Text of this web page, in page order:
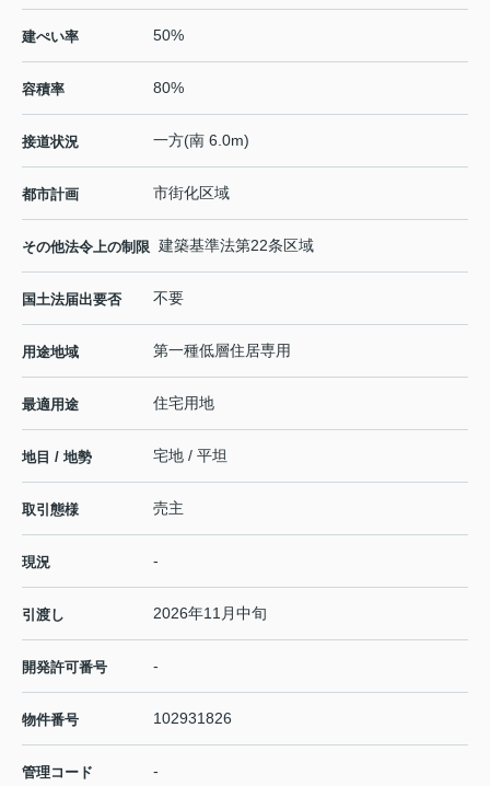
建ぺい率 50%
容積率 80%
接道状況 一方(南 6.0m)
都市計画 市街化区域
その他法令上の制限 建築基準法第22条区域
国土法届出要否 不要
用途地域 第一種低層住居専用
最適用途 住宅用地
地目 / 地勢 宅地 / 平坦
取引態様 売主
現況 -
引渡し 2026年11月中旬
開発許可番号 -
物件番号 102931826
管理コード -